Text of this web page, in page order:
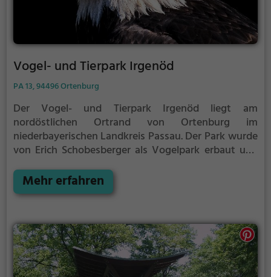
Vogel- und Tierpark Irgenöd
PA 13, 94496 Ortenburg
Der Vogel- und Tierpark Irgenöd liegt am
nordöstlichen Ortrand von Ortenburg im
niederbayerischen Landkreis Passau.Der Park wurde
von Erich Schobesberger als Vogelpark erbaut und
Vogelpark Süddeutschlands.
Mehr erfahren